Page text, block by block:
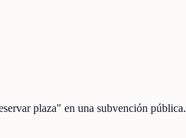
plaza" en una subvención pública.